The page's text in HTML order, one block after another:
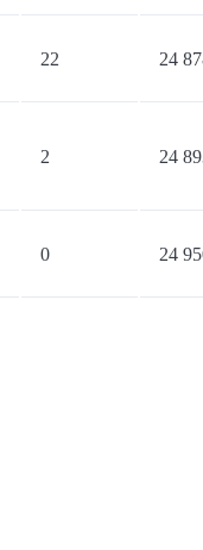
22 24
2 24
0 24